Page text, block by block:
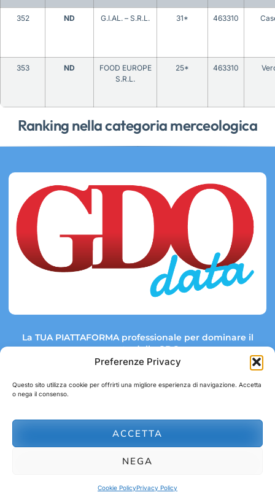
Preferenze Privacy
Questo sito utilizza cookie per offrirti una migliore esperienza di navigazione. Accetta
o nega il consenso.
ACCETTA
NEGA
Cookie PolicyPrivacy Policy
Ranking nella categoria merceologica
352 ND G.I.AL. – S.R.L. 31* 463310
353 ND
FOOD EUROPE
S.R.L.
25* 463310
La TUA PIATTAFORMA professionale per dominare il
mercato della GDO.
Link rapidi:
abbonamenti@gdodata.it
© 2026 GDOData.it - PR Italia Edizioni srl - P.Iva: 03044390353